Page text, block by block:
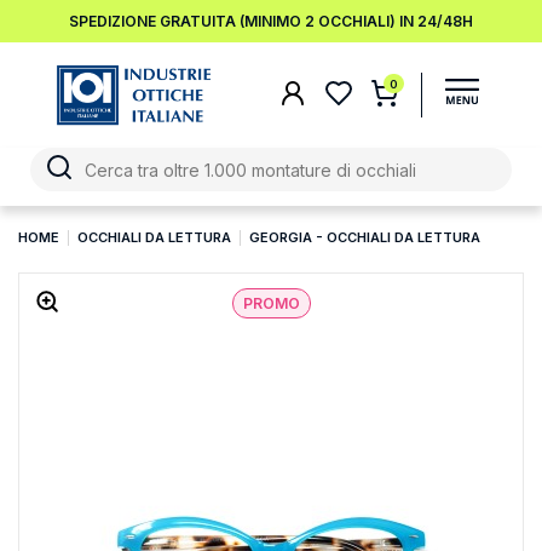
SPEDIZIONE GRATUITA (MINIMO 2 OCCHIALI) IN 24/48H
0
HOME OCCHIALI DA LETTURA GEORGIA - OCCHIALI DA LETTURA
PROMO